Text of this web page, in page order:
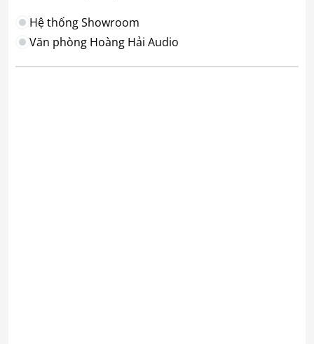
Hệ thống Showroom
Văn phòng Hoàng Hải Audio